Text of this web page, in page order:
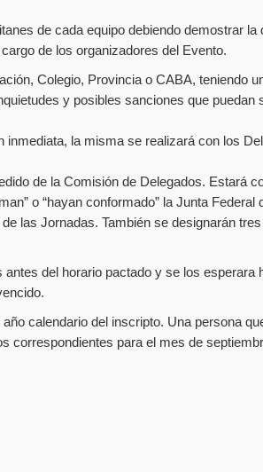
de cada equipo debiendo demostrar la
de los organizadores del Evento.
Colegio, Provincia o CABA, teniendo
y posibles sanciones que puedan
la misma se realizará con los
de la Comisión de Delegados. Estará
o “hayan conformado” la Junta
las Jornadas. También se designarán
del horario pactado y se los esperara
calendario del inscripto. Una persona
correspondientes para el mes de